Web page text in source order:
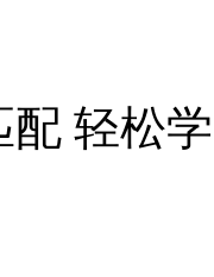
轻松